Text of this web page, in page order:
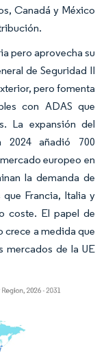
Canadá y México
pero aprovecha su
de Seguridad II
pero fomenta
con ADAS que
La expansión del
2024 añadió 700
europeo en
la demanda de
Francia, Italia y
coste. El papel de
crece a medida que
mercados de la UE